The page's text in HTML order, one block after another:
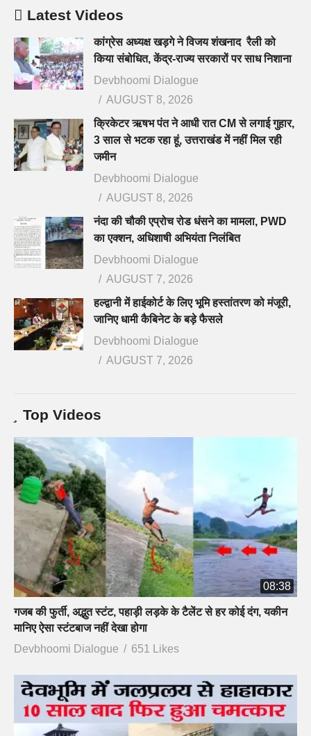
Latest Videos
कांग्रेस अध्यक्ष खड़गे ने विजय शंखनाद रैली को
किया संबोधित, केंद्र-राज्य सरकारों पर साध निशाना
Devbhoomi Dialogue
AUGUST 8, 2026
क्रिकेटर ऋषभ पंत ने आधी रात CM से लगाई गुहार,
3 साल से भटक रहा हूं, उत्तराखंड में नहीं मिल रही
जमीन
Devbhoomi Dialogue
AUGUST 8, 2026
नंदा की चौकी एप्रोच रोड धंसने का मामला, PWD
का एक्शन, अधिशाषी अभियंता निलंबित
Devbhoomi Dialogue
AUGUST 7, 2026
हल्द्वानी में हाईकोर्ट के लिए भूमि हस्तांतरण को मंजूरी,
जानिए धामी कैबिनेट के बड़े फैसले
Devbhoomi Dialogue
AUGUST 7, 2026
Top Videos
08:38
गजब की फुर्ती, अद्भुत स्टंट, पहाड़ी लड़के के टैलेंट से हर कोई दंग, यकीन
मानिए ऐसा स्टंटबाज नहीं देखा होगा
Devbhoomi Dialogue
651 Likes